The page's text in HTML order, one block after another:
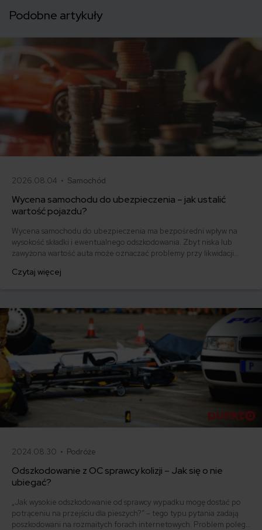
Podobne artykuły
2026.08.04 • Samochód
Wycena samochodu do ubezpieczenia – jak ustalić
wartość pojazdu?
Wycena samochodu do ubezpieczenia ma bezpośredni wpływ na
wysokość składki i ewentualnego odszkodowania. Zbyt niska lub
zawyżona wartość auta może oznaczać problemy przy likwidacji
bierze pod uwagę przy wycenie i jak samodzielnie oszacować realną
Czytaj więcej
2024.08.30 • Podróże
Odszkodowanie z OC sprawcy kolizji – Jak się o nie
ubiegać?
„Jak wysokie odszkodowanie od sprawcy wypadku mogę dostać po
potrąceniu na przejściu dla pieszych?” – tego typu pytania zadają
poszkodowani na rozmaitych forach internetowych. Problem polega